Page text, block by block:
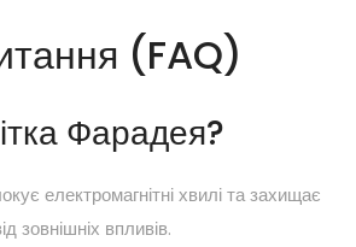
(FAQ)
Фарадея?
електромагнітні хвилі та захищає
зовнішніх впливів.